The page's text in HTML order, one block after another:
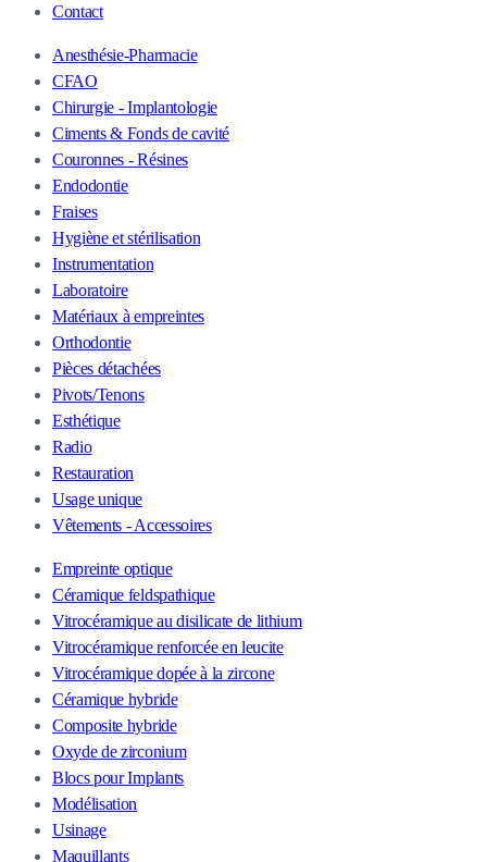
Contact
Anesthésie-Pharmacie
CFAO
Chirurgie - Implantologie
Ciments & Fonds de cavité
Couronnes - Résines
Endodontie
Fraises
Hygiène et stérilisation
Instrumentation
Laboratoire
Matériaux à empreintes
Orthodontie
Pièces détachées
Pivots/Tenons
Esthétique
Radio
Restauration
Usage unique
Vêtements - Accessoires
Empreinte optique
Céramique feldspathique
Vitrocéramique au disilicate de lithium
Vitrocéramique renforcée en leucite
Vitrocéramique dopée à la zircone
Céramique hybride
Composite hybride
Oxyde de zirconium
Blocs pour Implants
Modélisation
Usinage
Maquillants